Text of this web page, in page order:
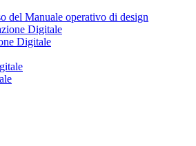
del Manuale operativo di design
Digitale